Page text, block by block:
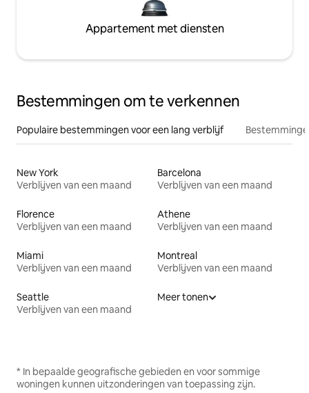
Appartement met diensten
Bestemmingen om te verkennen
Populaire bestemmingen voor een lang verblijf
New York
Verblijven van een maand
Barcelona
Verblijven van een maand
Florence
Verblijven van een maand
Athene
Verblijven van een maand
Miami
Verblijven van een maand
Montreal
Verblijven van een maand
Seattle
Verblijven van een maand
Meer tonen
* In bepaalde geografische gebieden en voor sommige
woningen kunnen uitzonderingen van toepassing zijn.